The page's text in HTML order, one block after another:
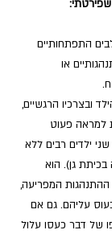
התפתחותיים
או
ובצרכיו הרגשיים,
למראה פעוט
ילדים רבים ללא
אם יש 20 כאלה בכיתת גן). הוא
המפריעה,
עליהם. גם אם
של דבר כעסו עלול